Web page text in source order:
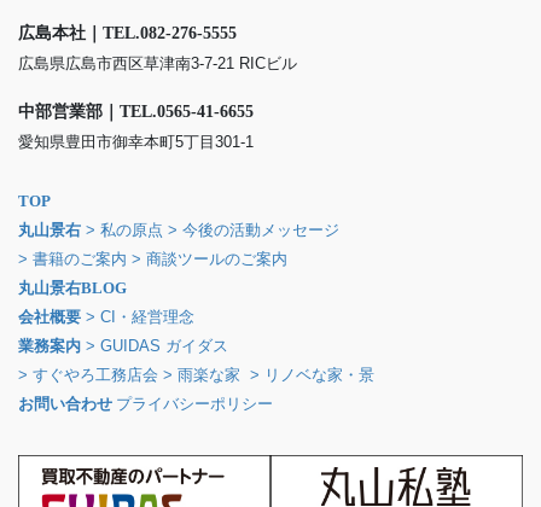
広島本社｜TEL.082-276-5555
広島県広島市西区草津南3-7-21 RICビル
中部営業部｜TEL.0565-41-6655
愛知県豊田市御幸本町5丁目301-1
TOP
丸山景右 > 私の原点 > 今後の活動メッセージ
> 書籍のご案内 > 商談ツールのご案内
丸山景右BLOG
会社概要 > CI・経営理念
業務案内 > GUIDAS ガイダス
> すぐやろ工務店会 > 雨楽な家 > リノベな家・景
お問い合わせ プライバシーポリシー